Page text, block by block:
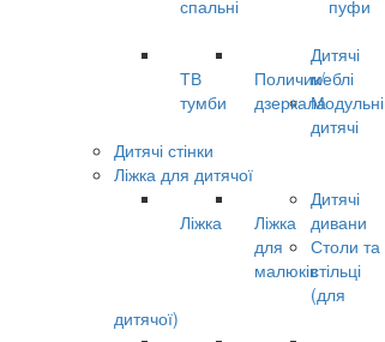
спальні
пуфи
ТВ
тумби
Поличик/
дзеркала
Дитячі
меблі
Модульні
дитячі
Дитячі стінки
Ліжка для дитячої
Ліжка
Ліжка
для
малюків
Дитячі
дивани
Столи та
стільці
(для
дитячої)